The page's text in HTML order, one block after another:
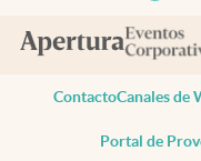
ContactoCanales de
Portal de